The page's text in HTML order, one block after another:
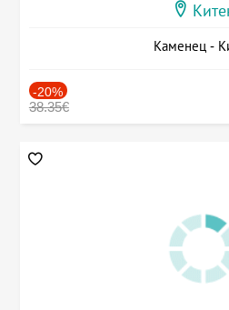
Каменец -
-20%
38.35€